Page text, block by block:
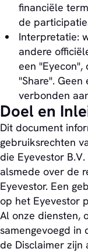
financiële
de
Interpretatie:
andere
een
"Share".
verbonden
Doel en
Dit document
gebruiksrechten
die Eyevestor
alsmede over de
Eyevestor. Een
op het Eyevestor
Al onze diensten,
samengevoegd in
de Disclaimer